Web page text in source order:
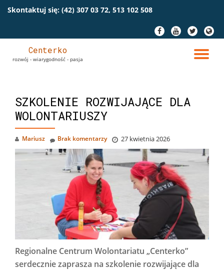
Skontaktuj się: (42) 307 03 72, 513 102 508
fa-
facebook
fa-
youtube
fa-
twitter
fa-
globe
Centerko
rozwój - wiarygodność - pasja
SZKOLENIE ROZWIJAJĄCE DLA
WOLONTARIUSZY
Mariusz 27 kwietnia 2026
Brak komentarzy
Regionalne Centrum Wolontariatu „Centerko”
serdecznie zaprasza na szkolenie rozwijające dla